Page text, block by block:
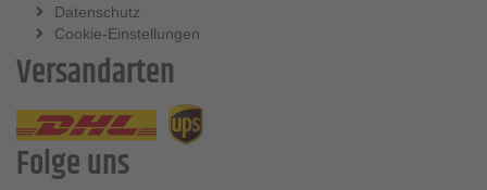
Datenschutz
Cookie-Einstellungen
Versandarten
Folge uns